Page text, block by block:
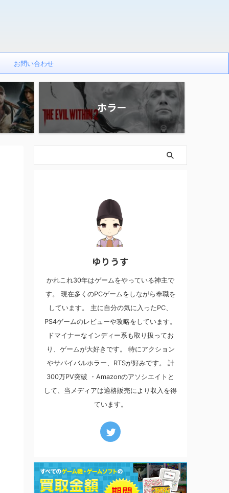
お問い合わせ
ホラー
ゆりうす
かれこれ30年はゲームをやっている神主で
す。 現在多くのPCゲームをしながら奉職を
しています。 主に自分の気に入ったPC、
PS4ゲームのレビューや攻略をしています。
ドマイナーなインディー系も取り扱ってお
り、ゲームが大好きです。 特にアクション
やサバイバルホラー、RTSが好みです。 計
300万PV突破 ・Amazonのアソシエイトと
して、当メディアは適格販売により収入を得
ています。